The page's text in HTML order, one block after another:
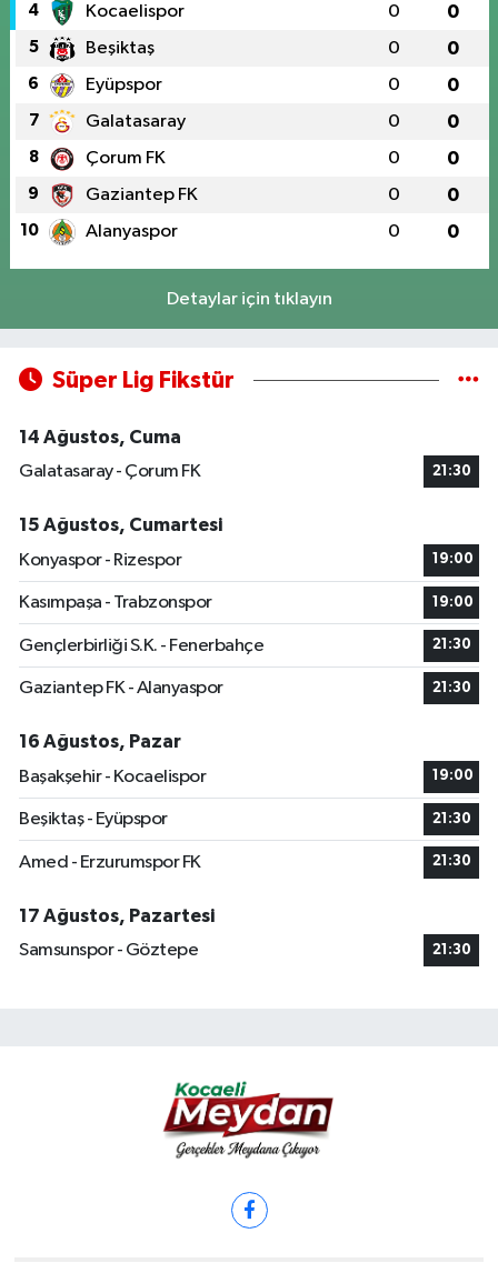
4 Kocaelispor 0 0
5 Beşiktaş 0 0
6 Eyüpspor 0 0
7 Galatasaray 0 0
8 Çorum FK 0 0
9 Gaziantep FK 0 0
10 Alanyaspor 0 0
Detaylar için tıklayın
Süper Lig Fikstür
14 Ağustos, Cuma
Galatasaray - Çorum FK
21:30
15 Ağustos, Cumartesi
Konyaspor - Rizespor
19:00
Kasımpaşa - Trabzonspor 19:00
Gençlerbirliği S.K. - Fenerbahçe 21:30
Gaziantep FK - Alanyaspor 21:30
16 Ağustos, Pazar
Başakşehir - Kocaelispor
19:00
Beşiktaş - Eyüpspor 21:30
Amed - Erzurumspor FK 21:30
17 Ağustos, Pazartesi
Samsunspor - Göztepe
21:30